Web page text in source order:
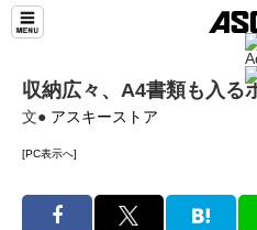
収納広々、A4書類も入る
文● アスキーストア
[PC表示へ]